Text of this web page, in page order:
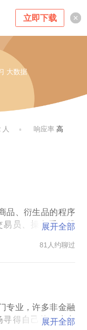
立即下载
大数据
人 响应率 高
品、衍生品的程序
员、操盘手、股
融、交易方向发展
大宗商品、衍生品
展开全部
81人约聊过
专业，许多非金融
得自己的一席之
展开全部